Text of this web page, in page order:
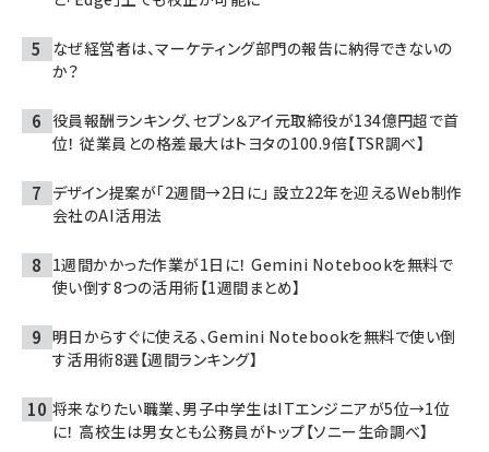
なぜ経営者は、マーケティング部門の報告に納得できないの
か？
役員報酬ランキング、セブン＆アイ元取締役が134億円超で首
位！ 従業員との格差最大はトヨタの100.9倍【TSR調べ】
デザイン提案が「2週間→2日に」 設立22年を迎えるWeb制作
会社のAI活用法
1週間かかった作業が1日に！ Gemini Notebookを無料で
使い倒す8つの活用術【1週間まとめ】
明日からすぐに使える、Gemini Notebookを無料で使い倒
す活用術8選【週間ランキング】
将来なりたい職業、男子中学生はITエンジニアが5位→1位
に！ 高校生は男女とも公務員がトップ【ソニー生命調べ】